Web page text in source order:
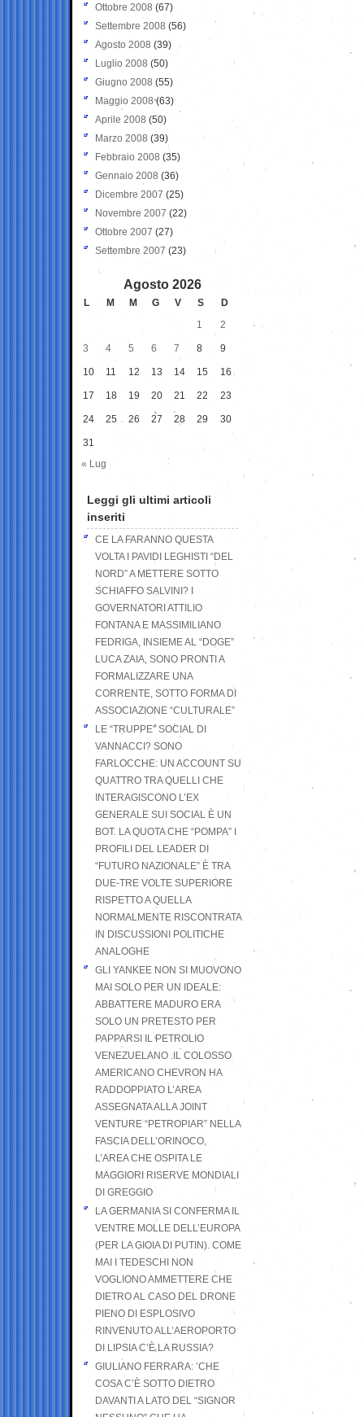
Ottobre 2008 (67)
Settembre 2008 (56)
Agosto 2008 (39)
Luglio 2008 (50)
Giugno 2008 (55)
Maggio 2008(63)
Aprile 2008 (50)
Marzo 2008 (39)
Febbraio 2008 (35)
Gennaio 2008 (36)
Dicembre 2007 (25)
Novembre 2007 (22)
Ottobre 2007 (27)
Settembre 2007 (23)
Agosto 2026
L M M G V S
D
1
2
3 4 5 6 7 8 9
10 11 12 13 14 15 16
17 18 19 20 21 22 23
24 25 26 27 28 29 30
31
« Lug
Leggi gli ultimi articoli
inseriti
CE LA FARANNO QUESTA
VOLTA I PAVIDI LEGHISTI “DEL
NORD” A METTERE SOTTO
SCHIAFFO SALVINI? I
GOVERNATORI ATTILIO
FONTANA E MASSIMILIANO
FEDRIGA, INSIEME AL “DOGE”
LUCA ZAIA, SONO PRONTI A
FORMALIZZARE UNA
CORRENTE, SOTTO FORMA DI
ASSOCIAZIONE “CULTURALE”
LE “TRUPPE” SOCIAL DI
VANNACCI? SONO
FARLOCCHE: UN ACCOUNT SU
QUATTRO TRA QUELLI CHE
INTERAGISCONO L’EX
GENERALE SUI SOCIAL È UN
BOT. LA QUOTA CHE “POMPA” I
PROFILI DEL LEADER DI
“FUTURO NAZIONALE” È TRA
DUE-TRE VOLTE SUPERIORE
RISPETTO A QUELLA
NORMALMENTE RISCONTRATA
IN DISCUSSIONI POLITICHE
ANALOGHE
GLI YANKEE NON SI MUOVONO
MAI SOLO PER UN IDEALE:
ABBATTERE MADURO ERA
SOLO UN PRETESTO PER
PAPPARSI IL PETROLIO
VENEZUELANO .IL COLOSSO
AMERICANO CHEVRON HA
RADDOPPIATO L’AREA
ASSEGNATA ALLA JOINT
VENTURE “PETROPIAR” NELLA
FASCIA DELL’ORINOCO,
L’AREA CHE OSPITA LE
MAGGIORI RISERVE MONDIALI
DI GREGGIO
LA GERMANIA SI CONFERMA IL
VENTRE MOLLE DELL’EUROPA
(PER LA GIOIA DI PUTIN). COME
MAI I TEDESCHI NON
VOGLIONO AMMETTERE CHE
DIETRO AL CASO DEL DRONE
PIENO DI ESPLOSIVO
RINVENUTO ALL’AEROPORTO
DI LIPSIA C’È LA RUSSIA?
GIULIANO FERRARA: ’CHE
COSA C’È SOTTO DIETRO
DAVANTI A LATO DEL “SIGNOR